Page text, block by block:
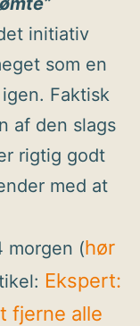
initiativ
som en
Faktisk
af den slags
rigtig godt
med at
morgen (hør
Ekspert:
fjerne alle